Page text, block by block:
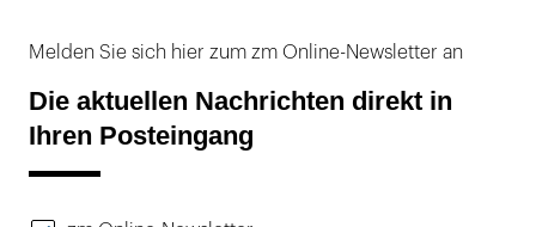
Melden Sie sich hier zum zm Online-Newsletter an
Die aktuellen Nachrichten direkt in
Ihren Posteingang